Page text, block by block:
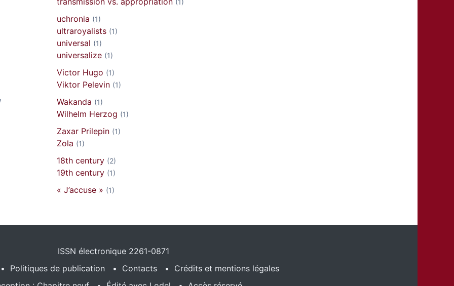
(1)
uchronia (1)
ultraroyalists (1)
universal (1)
universalize (1)
Victor Hugo (1)
Viktor Pelevin (1)
Wakanda (1)
Wilhelm Herzog (1)
Zaxar Prilepin (1)
Zola (1)
18th century (2)
19th century (1)
« J’accuse » (1)
ISSN électronique 2261-0871
Politiques de publication
Contacts
Crédits et mentions légales